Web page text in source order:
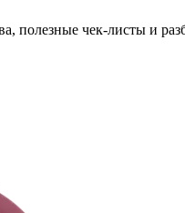
полезные чек-листы и